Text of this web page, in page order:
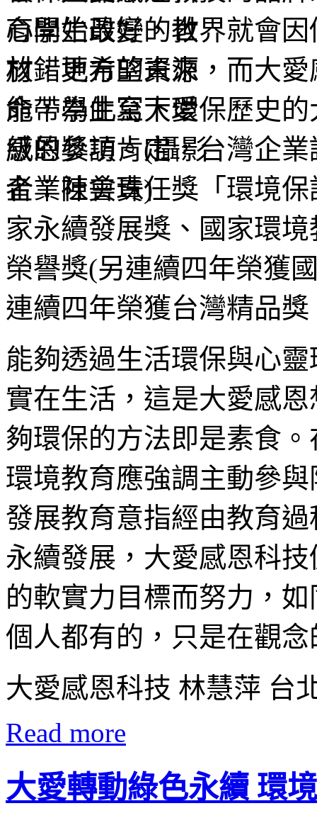
心開始改變，世界就會
放錯地方的資源，而大
命，為此寫下環保歷史
級的獎項肯定，台灣企
企業社會責任獎「環境
家永續發展獎、國家環
榮譽獎(另連續四年榮獲
連續四年榮獲台灣精品
能夠透過生活環保與心
實在生活，這是大愛感
夠環保的方法即是素食
環境教育應強調主動參
發展教育意指經由教育
永續發展，大愛感恩科
的軟實力目標而努力，
個人都有的，只是在觀
大愛感恩科技 林慧萍 台
Read more
大愛轉動綠色永續 環